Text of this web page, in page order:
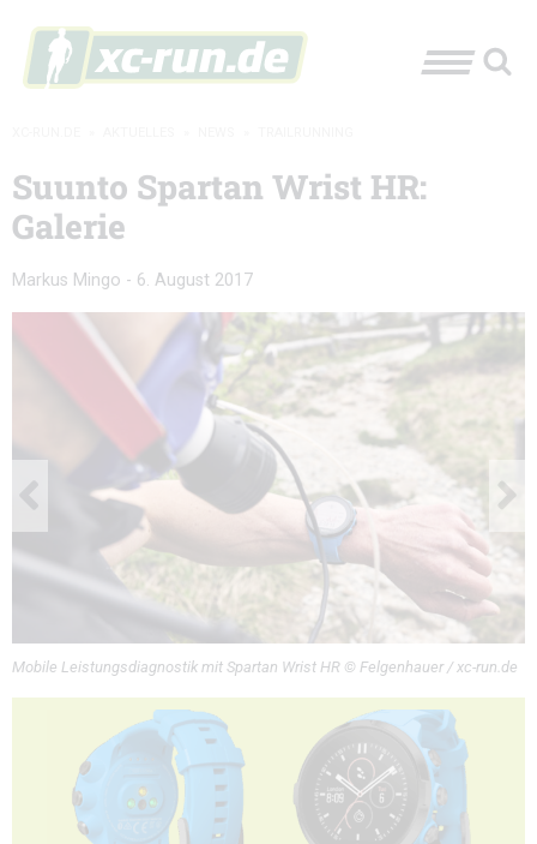
Suunto Spartan Wrist HR:
Galerie
Markus Mingo - 6. August 2017
Mobile Leistungsdiagnostik mit Spartan Wrist HR © Felgenhauer / xc-run.de